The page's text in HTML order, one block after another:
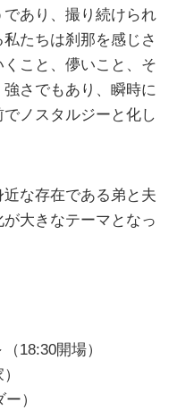
あり、撮り続けられ
たちは刹那を感じさ
こと、儚いこと、そ
さでもあり、瞬時に
ノスタルジーと化し
な存在である弟と夫
大きなテーマとなっ
18:30開場）
）